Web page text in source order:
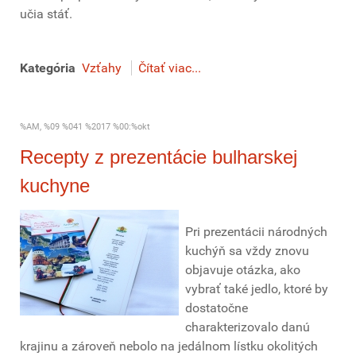
učia stáť.
Kategória Vzťahy Čítať viac...
%AM, %09 %041 %2017 %00:%okt
Recepty z prezentácie bulharskej
kuchyne
Pri prezentácii národných
kuchýň sa vždy znovu
objavuje otázka, ako
vybrať také jedlo, ktoré by
dostatočne
charakterizovalo danú
krajinu a zároveň nebolo na jedálnom lístku okolitých